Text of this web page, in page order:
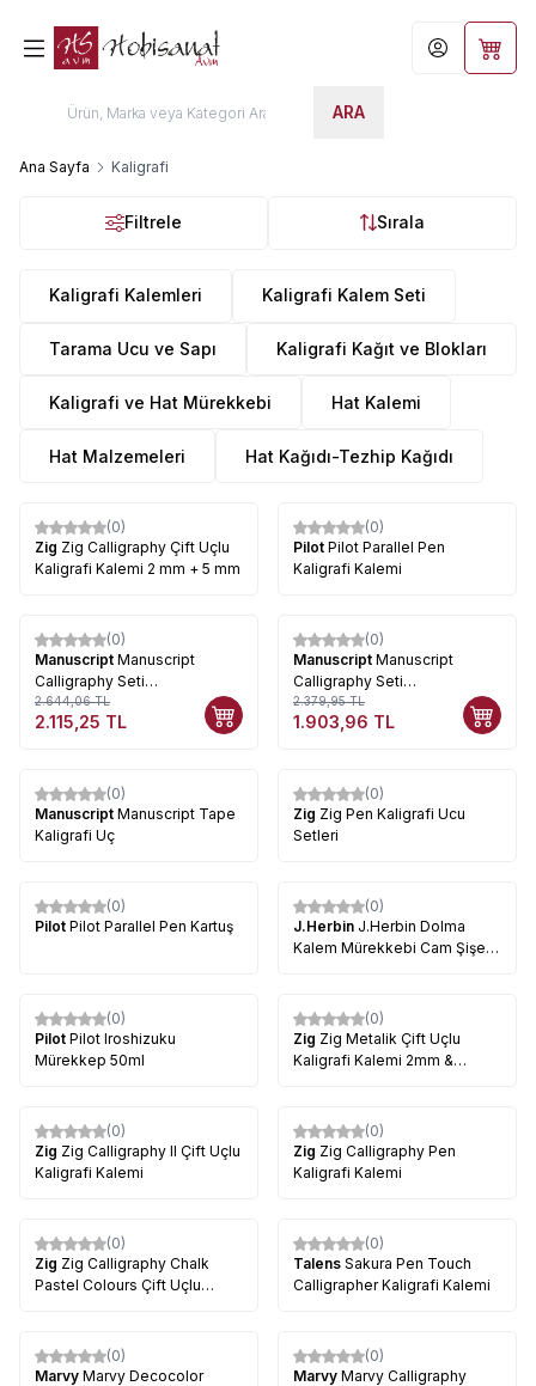
ARA
Hesabım
Ana Sayfa Kaligrafi
Filtrele Sırala
Kaligrafi Kalemleri Kaligrafi Kalem Seti
Tarama Ucu ve Sapı Kaligrafi Kağıt ve Blokları
Kaligrafi ve Hat Mürekkebi Hat Kalemi
Hat Malzemeleri Hat Kağıdı-Tezhip Kağıdı
%27
(0)
Zig Zig Calligraphy Çift Uçlu
Kaligrafi Kalemi 2 mm + 5 mm
(0)
Pilot Pilot Parallel Pen
Kaligrafi Kalemi
%20
(0)
Manuscript Manuscript
Calligraphy Seti
No:MSH425PIW
2.644,06TL
2.115,25 TL
%20
(0)
Manuscript Manuscript
Calligraphy Seti
No:MSH425SPI
2.379,95TL
1.903,96 TL
(0)
Manuscript Manuscript Tape
Kaligrafi Uç
(0)
Zig Zig Pen Kaligrafi Ucu
Setleri
(0)
Pilot Pilot Parallel Pen Kartuş
(0)
J.Herbin J.Herbin Dolma
Kalem Mürekkebi Cam Şişe
(0)
Pilot Pilot Iroshizuku
Mürekkep 50ml
%8
(0)
Zig Zig Metalik Çift Uçlu
Kaligrafi Kalemi 2mm &
%21
(0)
Zig Zig Calligraphy II Çift Uçlu
Kaligrafi Kalemi
%15
(0)
Zig Zig Calligraphy Pen
Kaligrafi Kalemi
%8
(0)
Zig Zig Calligraphy Chalk
Pastel Colours Çift Uçlu
(0)
Talens Sakura Pen Touch
Calligrapher Kaligrafi Kalemi
(0)
Marvy Marvy Decocolor
(0)
Marvy Marvy Calligraphy